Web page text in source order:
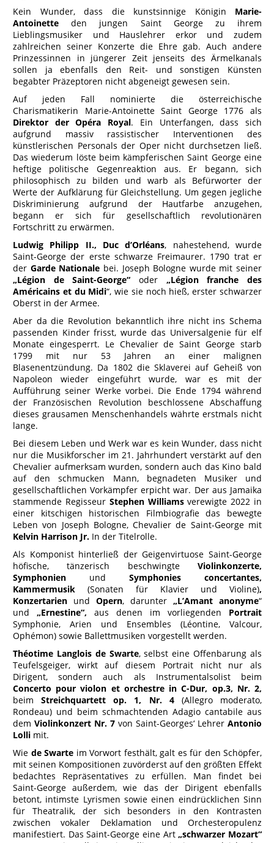
Kein Wunder, dass die kunstsinnige Königin Marie-
Antoinette den jungen Saint George zu ihrem
Lieblingsmusiker und Hauslehrer erkor und zudem
zahlreichen seiner Konzerte die Ehre gab. Auch andere
Prinzessinnen in jüngerer Zeit jenseits des Ärmelkanals
sollen ja ebenfalls den Reit- und sonstigen Künsten
begabter Präzeptoren nicht abgeneigt gewesen sein.
Auf jeden Fall nominierte die österreichische
Charismatikerin Marie-Antoinette Saint George 1776 als
Direktor der Opéra Royal. Ein Unterfangen, dass sich
aufgrund massiv rassistischer Interventionen des
künstlerischen Personals der Oper nicht durchsetzen ließ.
Das wiederum löste beim kämpferischen Saint George eine
heftige politische Gegenreaktion aus. Er begann, sich
philosophisch zu bilden und warb als Befürworter der
Werte der Aufklärung für Gleichstellung. Um gegen jegliche
Diskriminierung aufgrund der Hautfarbe anzugehen,
begann er sich für gesellschaftlich revolutionären
Fortschritt zu erwärmen.
Ludwig Philipp II., Duc d’Orléans, nahestehend, wurde
Saint-George der erste schwarze Freimaurer. 1790 trat er
der Garde Nationale bei. Joseph Bologne wurde mit seiner
„Légion de Saint-George“ oder „Légion franche des
Américains et du Midi“, wie sie noch hieß, erster schwarzer
Oberst in der Armee.
Aber da die Revolution bekanntlich ihre nicht ins Schema
passenden Kinder frisst, wurde das Universalgenie für elf
Monate eingesperrt. Le Chevalier de Saint George starb
1799 mit nur 53 Jahren an einer malignen
Blasenentzündung. Da 1802 die Sklaverei auf Geheiß von
Napoleon wieder eingeführt wurde, war es mit der
Aufführung seiner Werke vorbei. Die Ende 1794 während
der Französischen Revolution beschlossene Abschaffung
dieses grausamen Menschenhandels währte erstmals nicht
lange.
Bei diesem Leben und Werk war es kein Wunder, dass nicht
nur die Musikforscher im 21. Jahrhundert verstärkt auf den
Chevalier aufmerksam wurden, sondern auch das Kino bald
auf den schmucken Mann, begnadeten Musiker und
gesellschaftlichen Vorkämpfer erpicht war. Der aus Jamaika
stammende Regisseur Stephen Williamsverewigte 2022 in
einer kitschigen historischen Filmbiografie das bewegte
Leben von Joseph Bologne, Chevalier de Saint-George mit
Kelvin Harrison Jr. In der Titelrolle.
Als Komponist hinterließ der Geigenvirtuose Saint-George
höfische, tänzerisch beschwingte Violinkonzerte,
Symphonien und Symphonies concertantes,
Kammermusik (Sonaten für Klavier und Violine),
Konzertarien und Opern, darunter „L’Amant anonyme“
und „Ernestine“, aus denen im vorliegenden Portrait
Symphonie, Arien und Ensembles (Léontine, Valcour,
Ophémon) sowie Ballettmusiken vorgestellt werden.
Théotime Langlois de Swarte, selbst eine Offenbarung als
Teufelsgeiger, wirkt auf diesem Portrait nicht nur als
Dirigent, sondern auch als Instrumentalsolist beim
Concerto pour violon et orchestre in C-Dur, op.3, Nr. 2,
beim Streichquartett op. 1, Nr. 4 (Allegro moderato,
Rondeau) und beim schmachtenden Adagio cantabile aus
dem Violinkonzert Nr. 7 von Saint-Georges‘ Lehrer Antonio
Lolli mit.
Wie de Swarte im Vorwort festhält, galt es für den Schöpfer,
mit seinen Kompositionen zuvörderst auf den größten Effekt
bedachtes Repräsentatives zu erfüllen. Man findet bei
Saint-George außerdem, wie das der Dirigent ebenfalls
betont, intimste Lyrismen sowie einen eindrücklichen Sinn
für Theatralik, der sich besonders in den Kontrasten
zwischen vokaler Deklamation und Orchesteropulenz
manifestiert. Das Saint-George eine Art„schwarzer Mozart“